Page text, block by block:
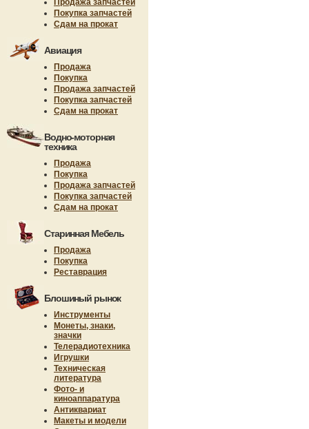
Продажа запчастей
Покупка запчастей
Сдам на прокат
Авиация
Продажа
Покупка
Продажа запчастей
Покупка запчастей
Сдам на прокат
Водно-моторная
техника
Продажа
Покупка
Продажа запчастей
Покупка запчастей
Сдам на прокат
Старинная Мебель
Продажа
Покупка
Реставрация
Блошиный рынок
Инструменты
Монеты, знаки,
значки
Телерадиотехника
Игрушки
Техническая
литература
Фото- и
киноаппаратура
Антиквариат
Макеты и модели